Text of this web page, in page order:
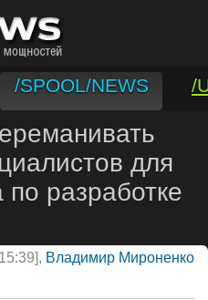
/SPOOL/NEWS
/
для
разработке
Владимир Мироненко